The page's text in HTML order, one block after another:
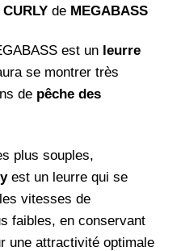
CURLYde MEGABASS
est un leurre
se montrer très
de pêche des
plus souples,
est un leurre qui se
vitesses de
faibles, en conservant
une attractivité optimale